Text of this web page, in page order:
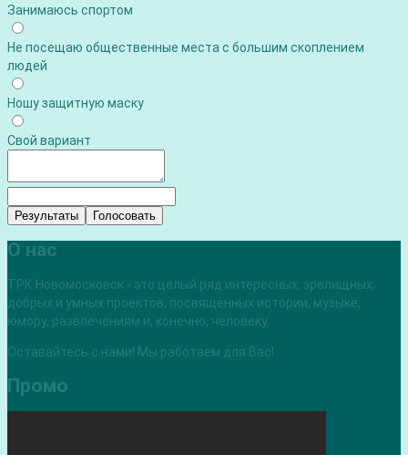
Занимаюсь спортом
Не посещаю общественные места с большим скоплением
людей
Ношу защитную маску
Свой вариант
Результаты Голосовать
О нас
ТРК Новомосковск - это целый ряд интересных, зрелищных,
добрых и умных проектов, посвященных истории, музыке,
юмору, развлечениям и, конечно, человеку.
Оставайтесь с нами! Мы работаем для Вас!
Промо